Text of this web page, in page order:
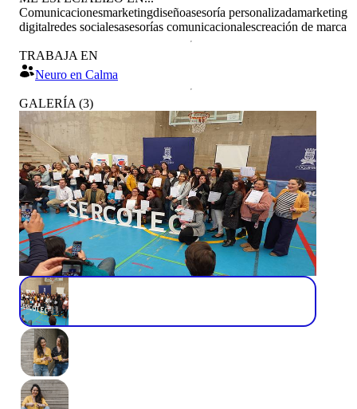
Comunicacionesmarketingdiseñoasesoría personalizadamarketing
digitalredes socialesasesorías comunicacionalescreación de marca
TRABAJA EN
Neuro en Calma
GALERÍA (3)